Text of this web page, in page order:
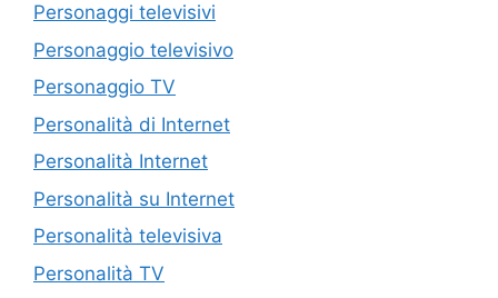
Personaggi televisivi
Personaggio televisivo
Personaggio TV
Personalità di Internet
Personalità Internet
Personalità su Internet
Personalità televisiva
Personalità TV